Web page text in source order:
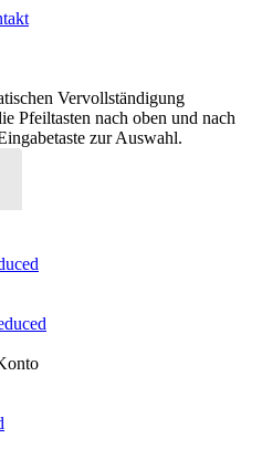
Vervollständigung
Pfeiltasten nach oben und nach
zur Auswahl.